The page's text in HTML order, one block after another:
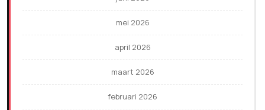
mei 2026
april 2026
maart 2026
februari 2026